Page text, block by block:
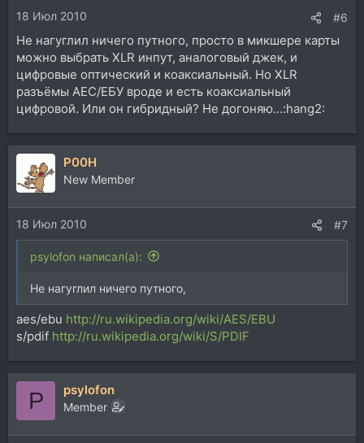
18 Июл 2010 #6
Не нагуглил ничего путного, просто в микшере карты
можно выбрать XLR инпут, аналоговый джек, и
цифровые оптический и коаксиальный. Но XLR
разъёмы АЕС/ЕБУ вроде и есть коаксиальный
цифровой. Или он гибридный? Не догоняю...:hang2:
P00H
New Member
18 Июл 2010 #7
psylofon написал(а):
Не нагуглил ничего путного,
aes/ebu http://ru.wikipedia.org/wiki/AES/EBU
s/pdif http://ru.wikipedia.org/wiki/S/PDIF
P psylofon
Member